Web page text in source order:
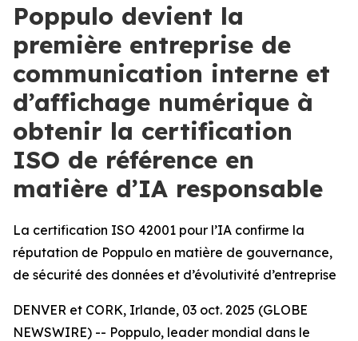
Poppulo devient la
première entreprise de
communication interne et
d’affichage numérique à
obtenir la certification
ISO de référence en
matière d’IA responsable
La certification ISO 42001 pour l’IA confirme la
réputation de Poppulo en matière de gouvernance,
de sécurité des données et d’évolutivité d’entreprise
DENVER et CORK, Irlande, 03 oct. 2025 (GLOBE
NEWSWIRE) -- Poppulo, leader mondial dans le